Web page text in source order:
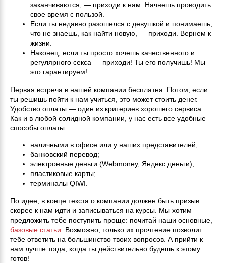
заканчиваются, — приходи к нам. Начнешь проводить
свое время с пользой.
Если ты недавно разошелся с девушкой и понимаешь,
что не знаешь, как найти новую, — приходи. Вернем к
жизни.
Наконец, если ты просто хочешь качественного и
регулярного секса — приходи! Ты его получишь! Мы
это гарантируем!
Первая встреча в нашей компании бесплатна. Потом, если
ты решишь пойти к нам учиться, это может стоить денег.
Удобство оплаты — один из критериев хорошего сервиса.
Как и в любой солидной компании, у нас есть все удобные
способы оплаты:
наличными в офисе или у наших представителей;
банковский перевод;
электронные деньги (Webmoney, Яндекс деньги);
пластиковые карты;
терминалы QIWI.
По идее, в конце текста о компании должен быть призыв
скорее к нам идти и записываться на курсы. Мы хотим
предложить тебе поступить проще: почитай наши основные,
базовые статьи . Возможно, только их прочтение позволит
тебе ответить на большинство твоих вопросов. А прийти к
нам лучше тогда, когда ты действительно будешь к этому
готов!